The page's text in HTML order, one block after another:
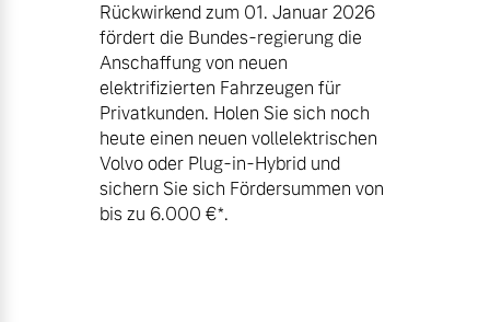
Rückwirkend zum 01. Januar 2026
fördert die Bundes-regierung die
Anschaffung von neuen
elektrifizierten Fahrzeugen für
Privatkunden. Holen Sie sich noch
heute einen neuen vollelektrischen
Volvo oder Plug-in-Hybrid und
sichern Sie sich Fördersummen von
bis zu 6.000 €⁠*.